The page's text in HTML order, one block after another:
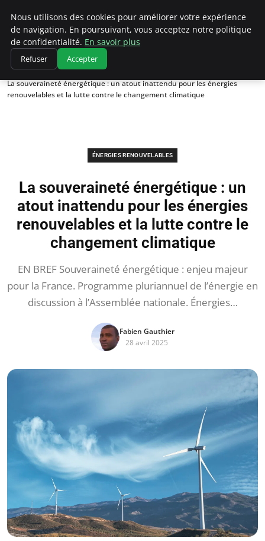
Climatedebtagents
Accueil
Énergies Renouvelables
La souveraineté énergétique : un atout inattendu pour les énergies
renouvelables et la lutte contre le changement climatique
ÉNERGIES RENOUVELABLES
La souveraineté énergétique : un
atout inattendu pour les énergies
renouvelables et la lutte contre le
changement climatique
EN BREF Souveraineté énergétique : enjeu majeur
pour la France. Programme pluriannuel de l’énergie en
discussion à l’Assemblée nationale. Énergies…
Fabien Gauthier
28 avril 2025
Nous utilisons des cookies pour améliorer votre expérience
de navigation. En poursuivant, vous acceptez notre politique
de confidentialité. En savoir plus
Refuser Accepter